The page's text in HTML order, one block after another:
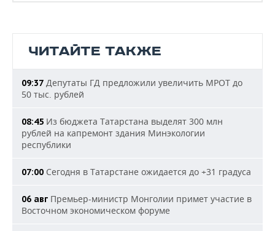
ЧИТАЙТЕ ТАКЖЕ
09:37 Депутаты ГД предложили увеличить МРОТ до
50 тыс. рублей
08:45 Из бюджета Татарстана выделят 300 млн
рублей на капремонт здания Минэкологии
республики
07:00 Сегодня в Татарстане ожидается до +31 градуса
06 авг Премьер-министр Монголии примет участие в
Восточном экономическом форуме